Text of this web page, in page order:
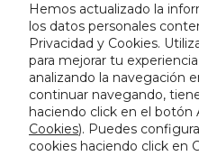
Hemos actualizado la
los datos personales
Privacidad y Cookies.
para mejorar tu
analizando la navegación
continuar navegando,
haciendo click en el botón
Cookies). Puedes
cookies haciendo click en